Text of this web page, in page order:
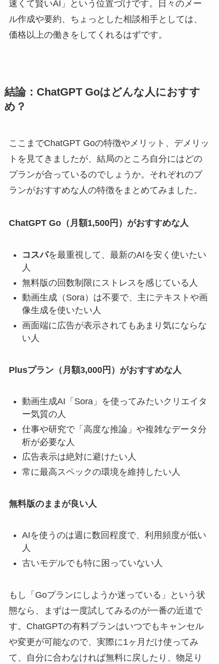
速くて賢いAI」という位置づけです。日々のメー
ル作成や要約、ちょっとした相談相手としては、
価格以上の働きをしてくれるはずです。
結論：ChatGPT Goはどんな人におすす
め？
ここまでChatGPT Goの特徴やメリット、デメリッ
トを見てきましたが、結局のところ自分にはどの
プランが合っているのでしょうか。それぞれのプ
ランがおすすめな人の特徴をまとめてみました。
ChatGPT Go（月額1,500円）がおすすめな人
コスパを最重視して、最新のAIを安く使いたい
人
無料版の回数制限にストレスを感じている人
動画生成（Sora）は不要で、主にテキストや画
像生成を使いたい人
画面端に広告が表示されてもあまり気にならな
い人
Plusプラン（月額3,000円）がおすすめな人
動画生成AI「Sora」を使ってみたいクリエイタ
ー気質の人
仕事や研究で「高度な推論」や複雑なデータ分
析が必要な人
広告表示は絶対に避けたい人
常に最高スペックの環境を維持したい人
無料版のままが良い人
AIを使うのは週に数回程度で、利用頻度が低い
人
古いモデルでも特に困っていない人
もし「Goプランにしようか迷っている」という状
態なら、まずは一度試してみるのが一番の近道で
す。ChatGPTの有料プランはいつでもキャンセル
や変更が可能なので、実際に1ヶ月だけ使ってみ
て、自分に合わなければ無料に戻したり、物足り